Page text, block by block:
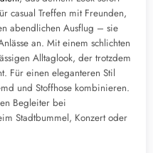
casual Treffen mit Freunden,
abendlichen Ausflug – sie
an. Mit einem schlichten
Alltaglook, der trotzdem
Für einen eleganteren Stil
und Stoffhose kombinieren.
Begleiter bei
Stadtbummel, Konzert oder